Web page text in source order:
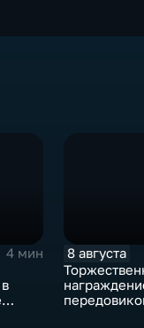
4 мин
8 августа